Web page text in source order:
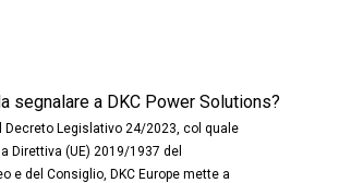
segnalare a DKC Power Solutions?
Decreto Legislativo 24/2023, col quale
Direttiva (UE) 2019/1937 del
e del Consiglio, DKC Europe mette a